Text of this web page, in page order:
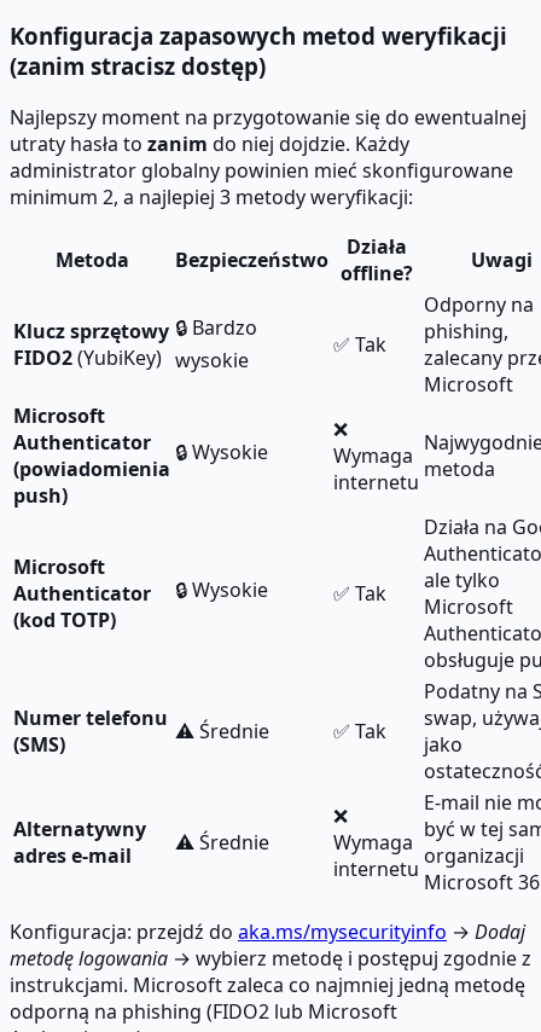
Konfiguracja zapasowych metod weryfikacji
(zanim stracisz dostęp)
Najlepszy moment na przygotowanie się do ewentualnej
utraty hasła to zanim do niej dojdzie. Każdy
administrator globalny powinien mieć skonfigurowane
minimum 2, a najlepiej 3 metody weryfikacji:
Metoda Bezpieczeństwo
Działa
offline?
Uwagi
Klucz sprzętowy
FIDO2(YubiKey)
🔒 Bardzo
wysokie
✅ Tak
Odporny na
phishing,
zalecany
Microsoft
Microsoft
Authenticator
(powiadomienia
push)
🔒 Wysokie
❌
Wymaga
internetu metoda
Microsoft
Authenticator
(kod TOTP)
🔒 Wysokie ✅ Tak
Działa na
ale tylko
Microsoft
obsługuje
Numer telefonu
(SMS)
⚠️ Średnie ✅ Tak
Podatny na
swap,
jako
Alternatywny
adres e-mail
⚠️ Średnie
❌
Wymaga
internetu
E-mail nie
być w tej
organizacji
Microsoft
Konfiguracja: przejdź do aka.ms/mysecurityinfo → Dodaj
metodę logowania → wybierz metodę i postępuj zgodnie z
instrukcjami. Microsoft zaleca co najmniej jedną metodę
odporną na phishing (FIDO2 lub Microsoft